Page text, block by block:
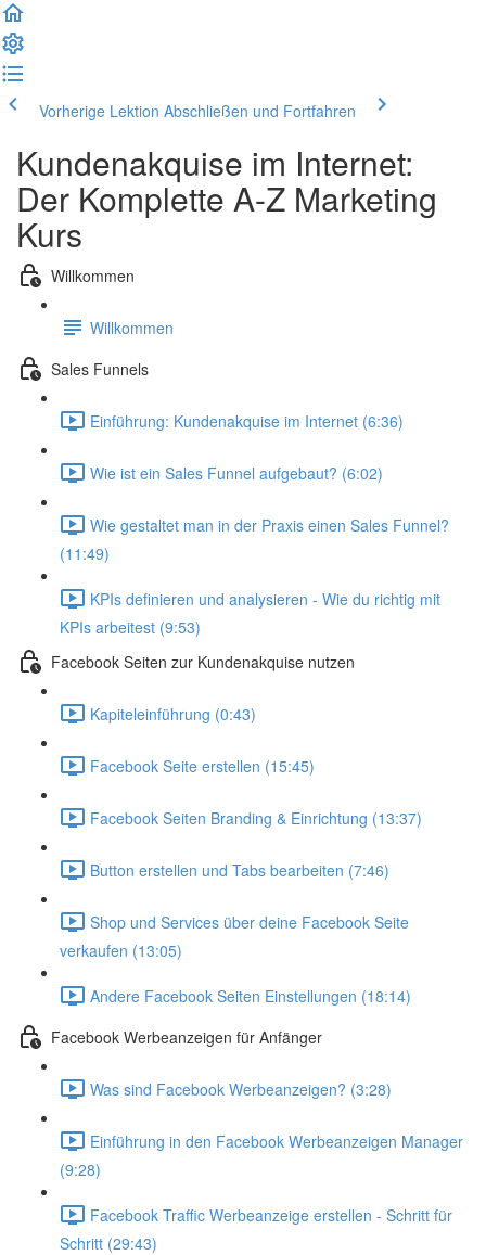
Vorherige Lektion Abschließen und Fortfahren
Kundenakquise im Internet:
Der Komplette A-Z Marketing
Kurs
Willkommen
Willkommen
Sales Funnels
Einführung: Kundenakquise im Internet (6:36)
Wie ist ein Sales Funnel aufgebaut? (6:02)
Wie gestaltet man in der Praxis einen Sales Funnel?
(11:49)
KPIs definieren und analysieren - Wie du richtig mit
KPIs arbeitest (9:53)
Facebook Seiten zur Kundenakquise nutzen
Kapiteleinführung (0:43)
Facebook Seite erstellen (15:45)
Facebook Seiten Branding & Einrichtung (13:37)
Button erstellen und Tabs bearbeiten (7:46)
Shop und Services über deine Facebook Seite
verkaufen (13:05)
Andere Facebook Seiten Einstellungen (18:14)
Facebook Werbeanzeigen für Anfänger
Was sind Facebook Werbeanzeigen? (3:28)
Einführung in den Facebook Werbeanzeigen Manager
(9:28)
Facebook Traffic Werbeanzeige erstellen - Schritt für
Schritt (29:43)